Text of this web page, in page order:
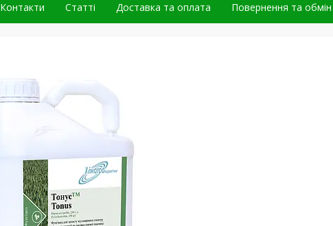
Контакти Статті Доставка та оплата Повернення та обмін